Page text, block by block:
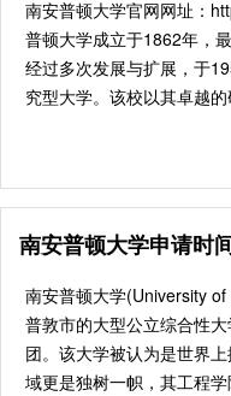
南安普顿大学官网网址：
普顿大学成立于1862年，
经过多次发展与扩展，于
究型大学。该校以其卓越
南安普顿大学申请时
南安普顿大学(University
普敦市的大型公立综合性
团。该大学被认为是世界
域更是独树一帜，其工程